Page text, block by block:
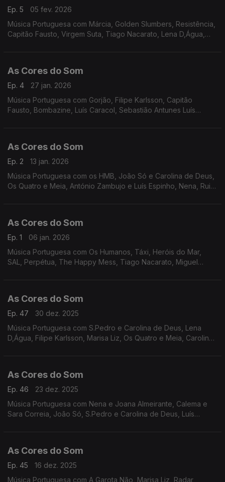
Ep. 5
05 fev. 2026
Música Portuguesa com Márcia, Golden Slumbers, Resistência,
Capitão Fausto, Virgem Suta, Tiago Nacarato, Lena D,Água,
As Cores do Som
Ep. 4
27 jan. 2026
Música Portuguesa com Gorjão, Filipe Karlsson, Capitão
Fausto, Bombazine, Luís Caracol, Sebastião Antunes Luís
As Cores do Som
Ep. 2
13 jan. 2026
Música Portuguesa com os HMB, João Só e Carolina de Deus,
Os Quatro e Meia, António Zambujo e Luís Espinho, Nena, Rui
As Cores do Som
Ep. 1
06 jan. 2026
Música Portuguesa com Os Humanos, Táxi, Heróis do Mar,
SAL, Perpétua, The Happy Mess, Tiago Nacarato, Miguel
As Cores do Som
Ep. 47
30 dez. 2025
Música Portuguesa com S.Pedro e Carolina de Deus, Lena
D,Água, Filipe Karlsson, Marisa Liz, Os Quatro e Meia, Carolina
As Cores do Som
Ep. 46
23 dez. 2025
Música Portuguesa com Nena e Joana Almeirante, Calema e
Sara Correia, João Só, S.Pedro e Carolina de Deus, Luís
As Cores do Som
Ep. 45
16 dez. 2025
Música Portuguesa com A Garota Não, Marisa Liz, Radar